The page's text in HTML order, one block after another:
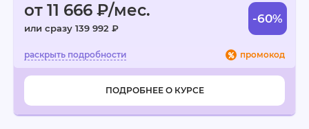
от 11 666 ₽/мес.
или сразу 139 992 ₽
-60%
промокод
ПОДРОБНЕЕ О КУРСЕ